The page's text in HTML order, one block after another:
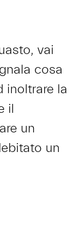
vai
cosa
inoltrare la
il
un
un